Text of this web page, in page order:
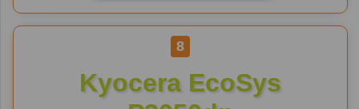
8
Kyocera EcoSys